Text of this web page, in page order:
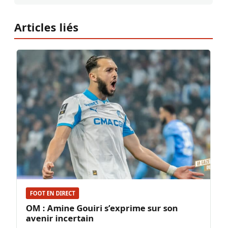
Articles liés
FOOT EN DIRECT
OM : Amine Gouiri s’exprime sur son
avenir incertain